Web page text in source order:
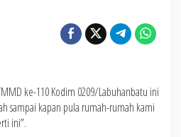
ke-110 Kodim 0209/Labuhanbatu ini
sampai kapan pula rumah-rumah kami
ini”.